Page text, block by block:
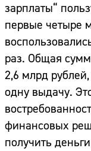
зарплаты“
первые четыре
раз. Общая
2,6 млрд
одну выдачу.
финансовых
получить